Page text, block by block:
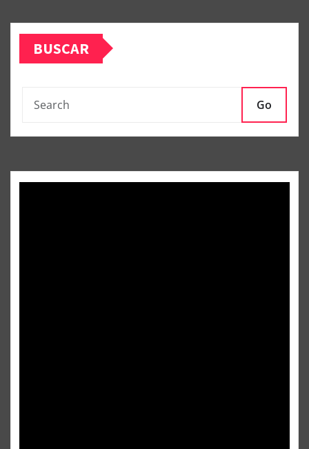
BUSCAR
Go